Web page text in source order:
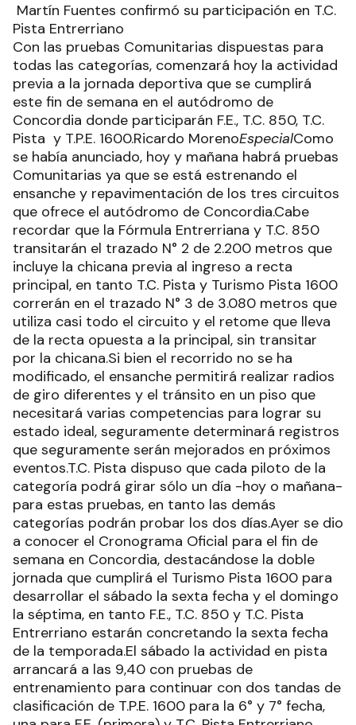
Martín Fuentes confirmó su participación en T.C.
Pista Entrerriano
Con las pruebas Comunitarias dispuestas para
todas las categorías, comenzará hoy la actividad
previa a la jornada deportiva que se cumplirá
este fin de semana en el autódromo de
Concordia donde participarán F.E., T.C. 850, T.C.
Pista y T.P.E. 1600.Ricardo MorenoEspecialComo
se había anunciado, hoy y mañana habrá pruebas
Comunitarias ya que se está estrenando el
ensanche y repavimentación de los tres circuitos
que ofrece el autódromo de Concordia.Cabe
recordar que la Fórmula Entrerriana y T.C. 850
transitarán el trazado N° 2 de 2.200 metros que
incluye la chicana previa al ingreso a recta
principal, en tanto T.C. Pista y Turismo Pista 1600
correrán en el trazado N° 3 de 3.080 metros que
utiliza casi todo el circuito y el retome que lleva
de la recta opuesta a la principal, sin transitar
por la chicana.Si bien el recorrido no se ha
modificado, el ensanche permitirá realizar radios
de giro diferentes y el tránsito en un piso que
necesitará varias competencias para lograr su
estado ideal, seguramente determinará registros
que seguramente serán mejorados en próximos
eventos.T.C. Pista dispuso que cada piloto de la
categoría podrá girar sólo un día -hoy o mañana-
para estas pruebas, en tanto las demás
categorías podrán probar los dos días.Ayer se dio
a conocer el Cronograma Oficial para el fin de
semana en Concordia, destacándose la doble
jornada que cumplirá el Turismo Pista 1600 para
desarrollar el sábado la sexta fecha y el domingo
la séptima, en tanto F.E., T.C. 850 y T.C. Pista
Entrerriano estarán concretando la sexta fecha
de la temporada.El sábado la actividad en pista
arrancará a las 9,40 con pruebas de
entrenamiento para continuar con dos tandas de
clasificación de T.P.E. 1600 para la 6° y 7° fecha,